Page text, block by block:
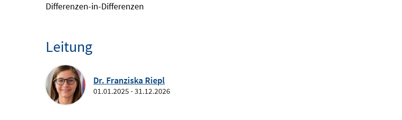
Differenzen-in-Differenzen
Leitung
Dr. Franziska Riepl
01.01.2025 - 31.12.2026